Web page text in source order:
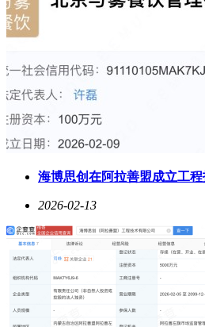
海博思创在阿拉善盟成立工程
2026-02-13